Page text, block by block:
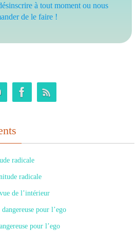
à tout moment ou nous
de le faire !
radicale
radicale
de l’intérieur
pour l’ego
pour l’ego